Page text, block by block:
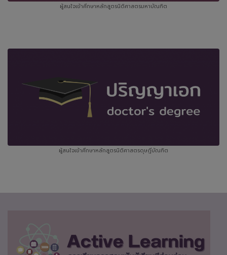
ผู้สนใจเข้าศึกษาหลักสูตรนิติศาสตรมหาบัณฑิต
ผู้สนใจเข้าศึกษาหลักสูตรนิติศาสตรดุษฎีบัณฑิต